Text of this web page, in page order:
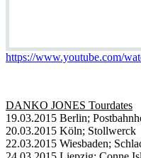
https://www.youtube.com/
DANKO JONES Tourdates
19.03.2015 Berlin;
20.03.2015 Köln; Stollwerck
22.03.2015 Wiesbaden;